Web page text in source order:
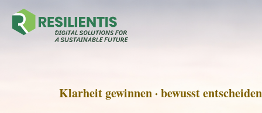
Klarheit gewinnen · bewusst entscheiden